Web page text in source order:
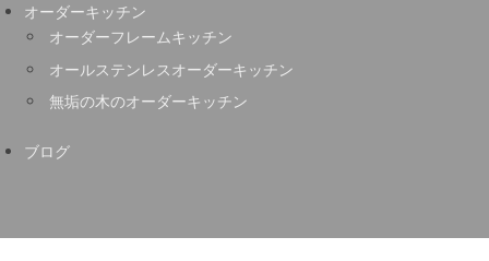
オーダーキッチン
オーダーフレームキッチン
オールステンレスオーダーキッチン
無垢の木のオーダーキッチン
ブログ